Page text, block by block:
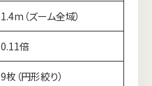
1.4m（ズーム全域）
0.11倍
9枚（円形絞り）